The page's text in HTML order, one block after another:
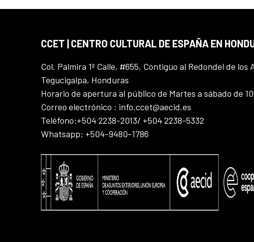
CCET | CENTRO CULTURAL DE ESPAÑA EN
Col. Palmira 1ª Calle, #655, Contiguo al Redondel de los
Tegucigalpa, Honduras
Horario de apertura al público de Martes a sábado de
Correo electrónico : info.ccet@aecid.es
Teléfono:+504 2238-2013/ +504 2238-5332
Whatsapp: +504-9480-1786